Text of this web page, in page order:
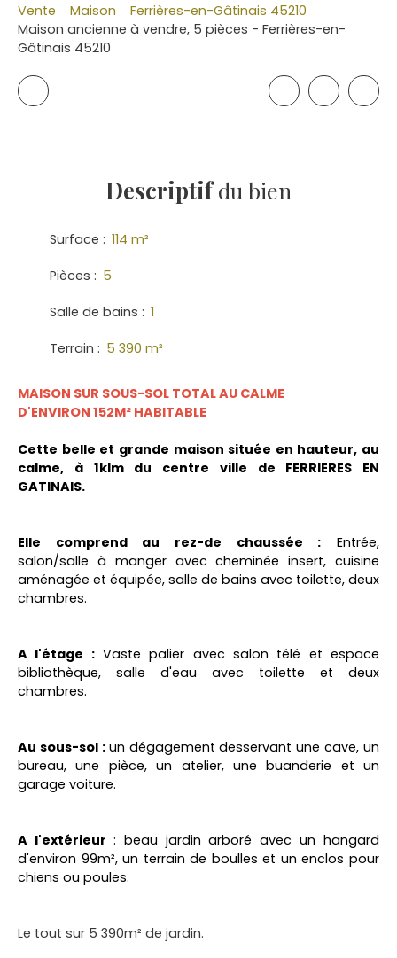
Vente Maison
Ferrières-en-Gâtinais 45210
Maison ancienne à vendre, 5 pièces - Ferrières-en-
Gâtinais 45210
Descriptifdu bien
Surface : 114 m²
Pièces : 5
Salle de bains : 1
Terrain : 5 390 m²
MAISON SUR SOUS-SOL TOTAL AU CALME
D'ENVIRON 152M² HABITABLE
Cette belle et grande maison située en hauteur, au
calme, à 1klm du centre ville de FERRIERES EN
GATINAIS.
Elle comprend au rez-de chaussée : Entrée,
salon/salle à manger avec cheminée insert, cuisine
aménagée et équipée, salle de bains avec toilette, deux
chambres.
A l'étage :Vaste palier avec salon télé et espace
bibliothèque, salle d'eau avec toilette et deux
chambres.
Au sous-sol : un dégagement desservant une cave, un
bureau, une pièce, un atelier, une buanderie et un
garage voiture.
A l'extérieur : beau jardin arboré avec un hangard
d'environ 99m², un terrain de boulles et un enclos pour
chiens ou poules.
Le tout sur 5 390m² de jardin.